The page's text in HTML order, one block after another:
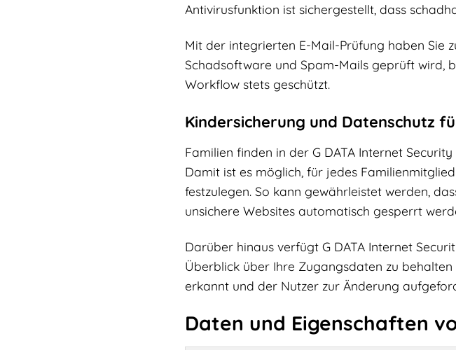
Antivirusfunktion ist sichergestellt, dass
Mit der integrierten E-Mail-Prüfung haben Sie
Schadsoftware und Spam-Mails geprüft wird,
Workflow stets geschützt.
Kindersicherung und Datenschutz
Familien finden in der G DATA Internet
Damit ist es möglich, für jedes
festzulegen. So kann gewährleistet werden,
unsichere Websites automatisch gesperrt
Darüber hinaus verfügt G DATA Internet
Überblick über Ihre Zugangsdaten zu
erkannt und der Nutzer zur Änderung
Daten und Eigenschaften